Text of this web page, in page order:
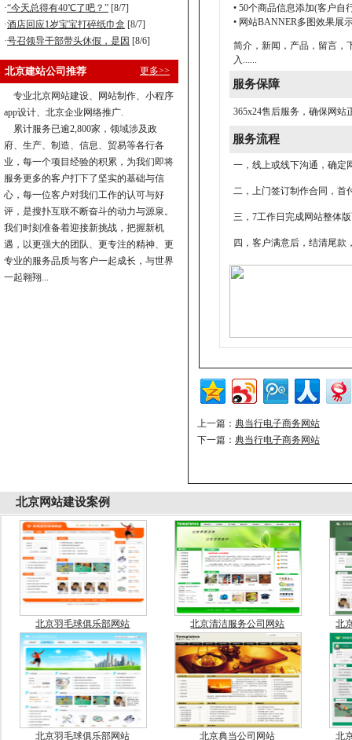
·“今天总得有40℃了吧？” [8/7]
·酒店回应1岁宝宝打碎纸巾盒 [8/7]
·号召领导干部带头休假，是因 [8/6]
北京建站公司推荐 更多>>
专业北京网站建设、网站制作、小程序
app设计、北京企业网络推广.
累计服务已逾2,800家，领域涉及政
府、生产、制造、信息、贸易等各行各
业，每一个项目经验的积累，为我们即将
服务更多的客户打下了坚实的基础与信
心，每一位客户对我们工作的认可与好
评，是搜扑互联不断奋斗的动力与源泉。
我们时刻准备着迎接新挑战，把握新机
遇，以更强大的团队、更专注的精神、更
专业的服务品质与客户一起成长，与世界
一起翱翔...
• 50个商品信息添加(客户自
• 网站BANNER多图效果展
简介，新闻，产品，留言，
入......
服务保障
365x24售后服务，确保网
服务流程
一，线上或线下沟通，确定
二，上门签订制作合同，首
三，7工作日完成网站整体
四，客户满意后，结清尾款
上一篇： 典当行电子商务网站
下一篇： 典当行电子商务网站
北京网站建设案例
北京羽毛球俱乐部网站 北京清洁服务公司网站 北
北京羽毛球俱乐部网站 北京典当公司网站 北